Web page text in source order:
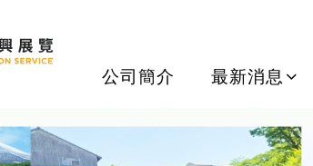
公司簡介 最新消息